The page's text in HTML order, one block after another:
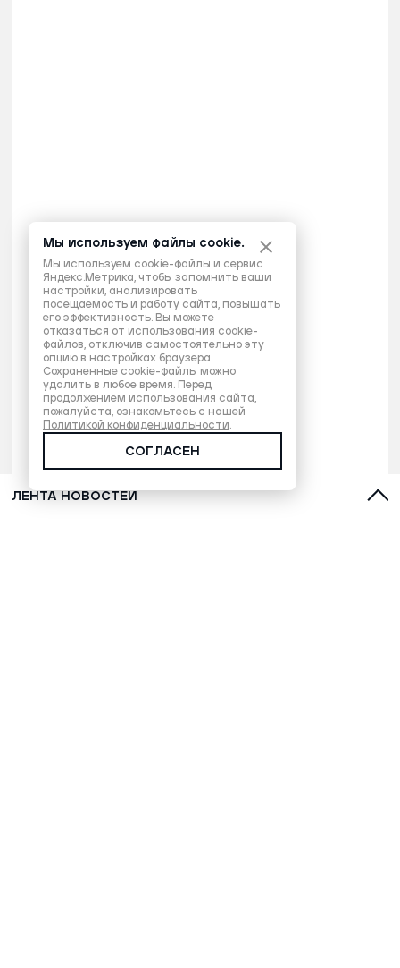
ЛЕНТА НОВОСТЕЙ
Мы используем файлы cookie.
Мы используем cookie-файлы и сервис
Яндекс.Метрика, чтобы запомнить ваши
настройки, анализировать
посещаемость и работу сайта, повышать
его эффективность. Вы можете
отказаться от использования cookie-
файлов, отключив самостоятельно эту
опцию в настройках браузера.
Сохраненные cookie-файлы можно
удалить в любое время. Перед
продолжением использования сайта,
пожалуйста, ознакомьтесь с нашей
Политикой конфиденциальности.
СОГЛАСЕН